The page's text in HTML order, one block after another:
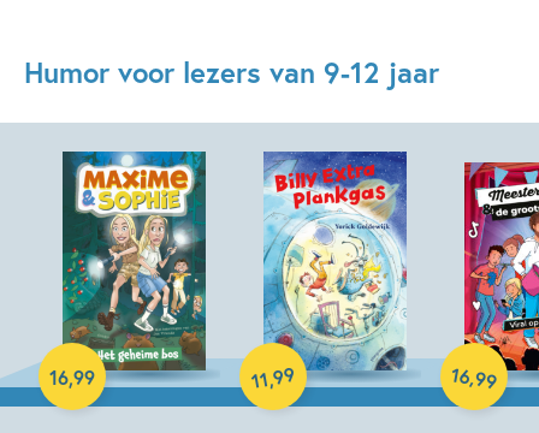
Humor voor lezers van 9-12 jaar
16,99
Hardcover 11,99
E-book 16,99
Hardcover